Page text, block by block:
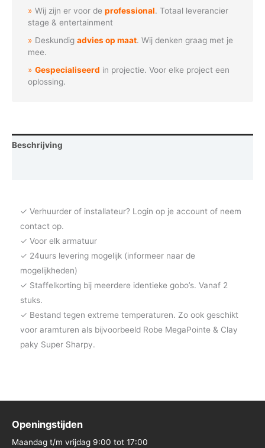
aantal
Wij zijn er voor deprofessional. Totaal leverancier
stage & entertainment
Deskundigadvies op maat. Wij denken graag met je
mee.
Gespecialiseerd in projectie. Voor elke project een
oplossing.
Beschrijving
✓ Verhuurder of installateur? Login op je account of neem
contact op.
✓ Voor elk armatuur
✓ 24uurs levering mogelijk (informeer naar de
mogelijkheden)
✓ Staffelkorting bij meerdere identieke gobo’s. Vanaf 2
stuks.
✓ Bestand tegen extreme temperaturen. Zo ook geschikt
voor aramturen als bijvoorbeeld Robe MegaPointe & Clay
paky Super Sharpy.
Openingstijden
Maandag t/m vrijdag 9:00 tot 17:00